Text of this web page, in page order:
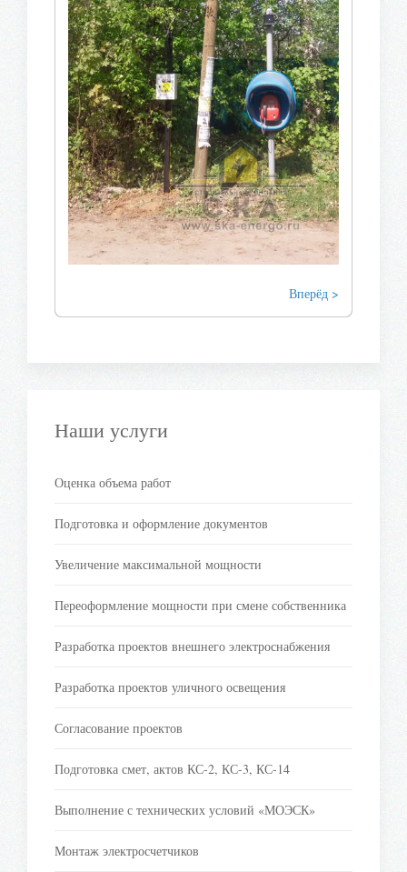
Вперёд >
Наши услуги
Оценка объема работ
Подготовка и оформление документов
Увеличение максимальной мощности
Переоформление мощности при смене собственника
Разработка проектов внешнего электроснабжения
Разработка проектов уличного освещения
Согласование проектов
Подготовка смет, актов КС-2, КС-3, КС-14
Выполнение с технических условий «МОЭСК»
Монтаж электросчетчиков